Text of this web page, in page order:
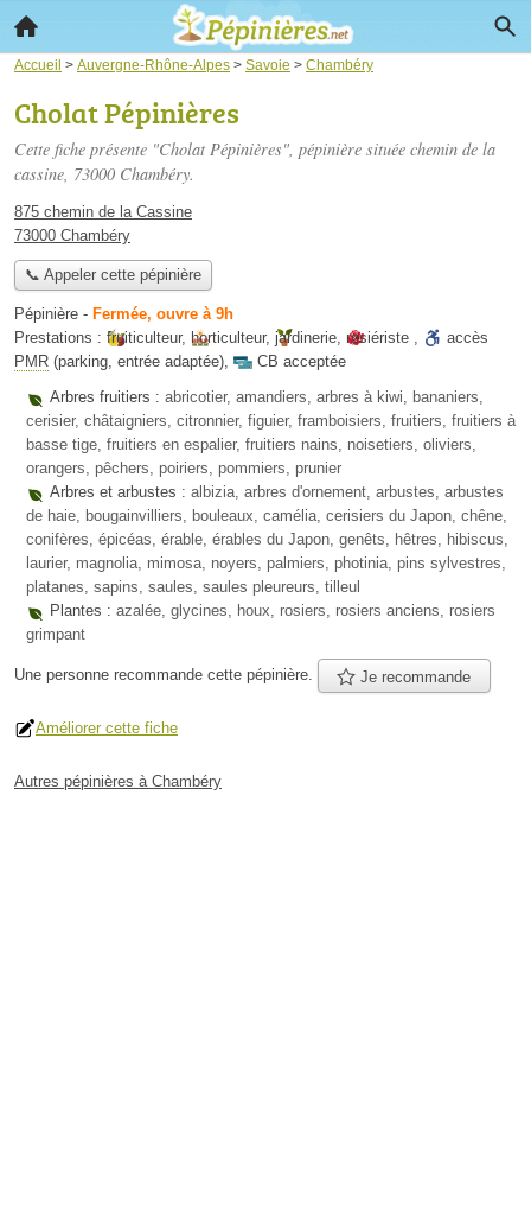
Accueil > Auvergne-Rhône-Alpes > Savoie > Chambéry
Cholat Pépinières
Cette fiche présente "Cholat Pépinières", pépinière située chemin de la
cassine, 73000 Chambéry.
875 chemin de la Cassine
73000 Chambéry
📞 Appeler cette pépinière
Pépinière - Fermée, ouvre à 9h
Prestations : fruiticulteur, horticulteur, jardinerie, rosiériste ,
accès
PMR (parking, entrée adaptée),
CB acceptée
Arbres fruitiers : abricotier, amandiers, arbres à kiwi, bananiers,
cerisier, châtaigniers, citronnier, figuier, framboisiers, fruitiers, fruitiers à
basse tige, fruitiers en espalier, fruitiers nains, noisetiers, oliviers,
orangers, pêchers, poiriers, pommiers, prunier
Arbres et arbustes : albizia, arbres d'ornement, arbustes, arbustes
de haie, bougainvilliers, bouleaux, camélia, cerisiers du Japon, chêne,
conifères, épicéas, érable, érables du Japon, genêts, hêtres, hibiscus,
laurier, magnolia, mimosa, noyers, palmiers, photinia, pins sylvestres,
platanes, sapins, saules, saules pleureurs, tilleul
Plantes : azalée, glycines, houx, rosiers, rosiers anciens, rosiers
grimpant
Une personne recommande cette pépinière. Je recommande
Améliorer cette fiche
Autres pépinières à Chambéry